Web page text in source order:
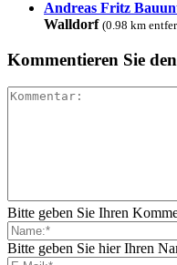
Andreas Fritz
Walldorf (0.98 km
Kommentieren Sie
Bitte geben Sie Ihren
Bitte geben Sie hier Ihren